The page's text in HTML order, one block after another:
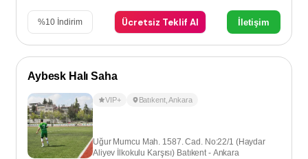
%10 İndirim Ücretsiz Teklif Al İletişim
Aybesk Halı Saha
VIP+ Batıkent,Ankara
Uğur Mumcu Mah. 1587. Cad. No:22/1 (Haydar
Aliyev İlkokulu Karşısı) Batıkent - Ankara